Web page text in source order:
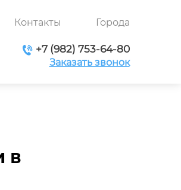
Контакты Города
+7 (982) 753-64-80
Заказать звонок
в